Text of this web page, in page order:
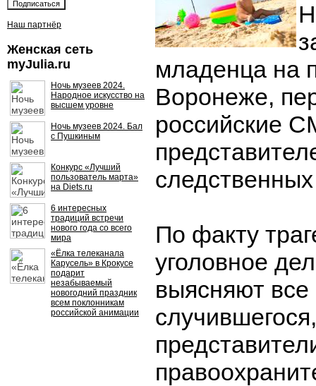
Наш партнёр
Женская сеть
myJulia.ru
Ночь музеев 2024.
Народное искусство на
высшем уровне
Ночь музеев 2024. Бал
с Пушкиным
Конкурс «Лучший
пользователь марта»
на Diets.ru
6 интересных
традиций встречи
нового года со всего
мира
«Ёлка телеканала
Карусель» в Крокусе
подарит
незабываемый
новогодний праздник
всем поклонникам
российской анимации
младенца на
Воронеже,
российские
По факту
уголовное
выясняют все